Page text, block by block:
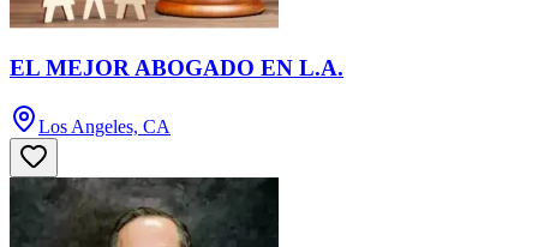
EL MEJOR ABOGADO EN L.A.
Los Angeles, CA